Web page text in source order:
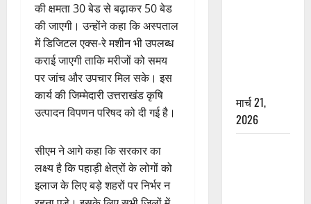
की क्षमता 30 बेड से बढ़ाकर 50 बेड
की जाएगी। उन्होंने कहा कि अस्पताल
में डिजिटल एक्स-रे मशीन भी उपलब्ध
कराई जाएगी ताकि मरीजों को समय
पर जांच और उपचार मिल सके। इस
कार्य की जिम्मेदारी उत्तराखंड कृषि
उत्पादन विपणन परिषद को दी गई है।
सीएम ने आगे कहा कि सरकार का
लक्ष्य है कि पहाड़ी क्षेत्रों के लोगों को
इलाज के लिए बड़े शहरों पर निर्भर न
मार्च 21,
2026